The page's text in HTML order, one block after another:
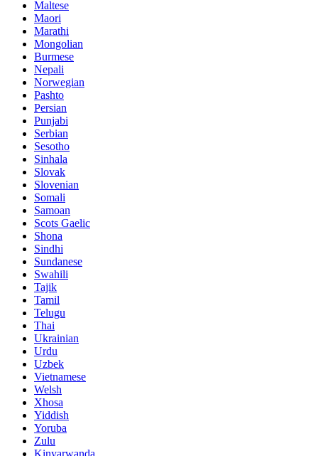
Maltese
Maori
Marathi
Mongolian
Burmese
Nepali
Norwegian
Pashto
Persian
Punjabi
Serbian
Sesotho
Sinhala
Slovak
Slovenian
Somali
Samoan
Scots Gaelic
Shona
Sindhi
Sundanese
Swahili
Tajik
Tamil
Telugu
Thai
Ukrainian
Urdu
Uzbek
Vietnamese
Welsh
Xhosa
Yiddish
Yoruba
Zulu